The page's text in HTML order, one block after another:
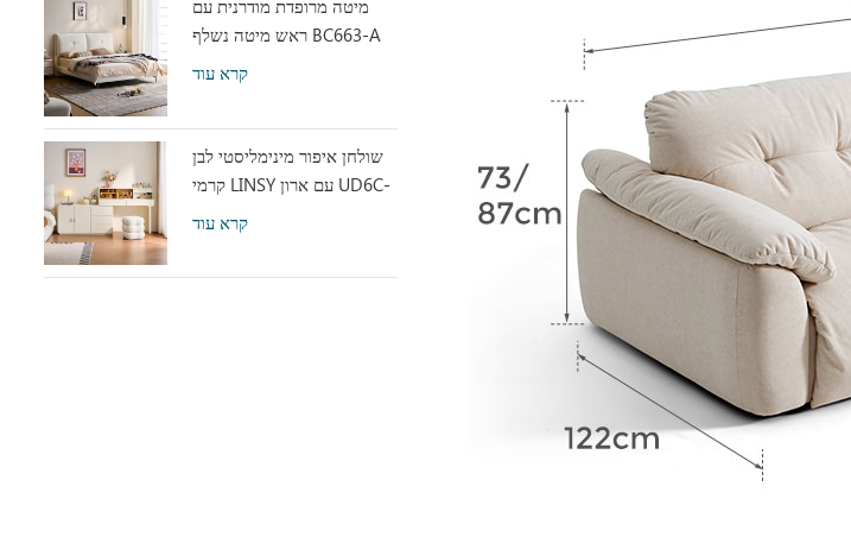
מיטה מרופדת מודרנית עם
ראש מיטה נשלף BC663-A
קרא עוד
שולחן איפור מינימליסטי לבן
קרמי LINSY עם ארון UD6C-
קרא עוד